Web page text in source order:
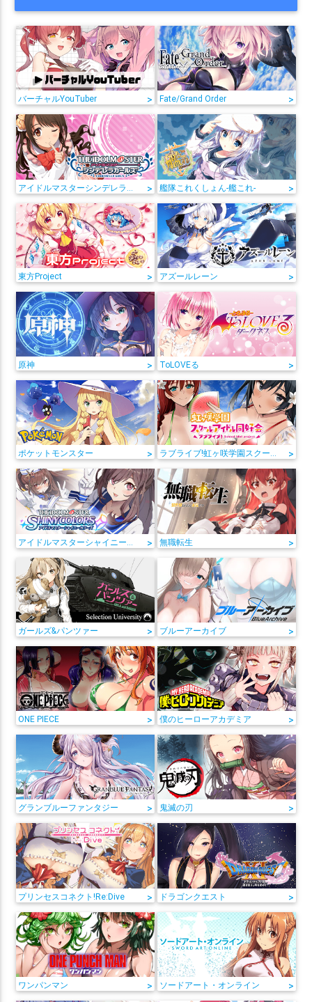
バーチャルYouTuber > Fate/Grand Order >
> 艦隊これくしょん-艦これ- >
東方Project > アズールレーン >
原神 > ToLOVEる >
ポケットモンスター > ラブライブ!虹ヶ咲学園スクールアイドル同好会 >
> 無職転生 >
ガールズ&パンツァー > ブルーアーカイブ >
ONE PIECE > 僕のヒーローアカデミア >
グランブルーファンタジー > 鬼滅の刃 >
プリンセスコネクト!Re:Dive > ドラゴンクエスト >
ワンパンマン > ソードアート・オンライン >